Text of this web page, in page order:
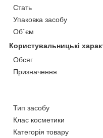
Стать
Упаковка засобу
Об`єм
Користувальницькі
Обсяг
Призначення
Тип засобу
Клас косметики
Категорія товару